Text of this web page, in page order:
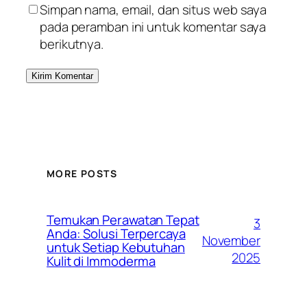
Simpan nama, email, dan situs web saya
pada peramban ini untuk komentar saya
berikutnya.
MORE POSTS
Temukan Perawatan Tepat
Anda: Solusi Terpercaya
untuk Setiap Kebutuhan
Kulit di Immoderma
3
November
2025